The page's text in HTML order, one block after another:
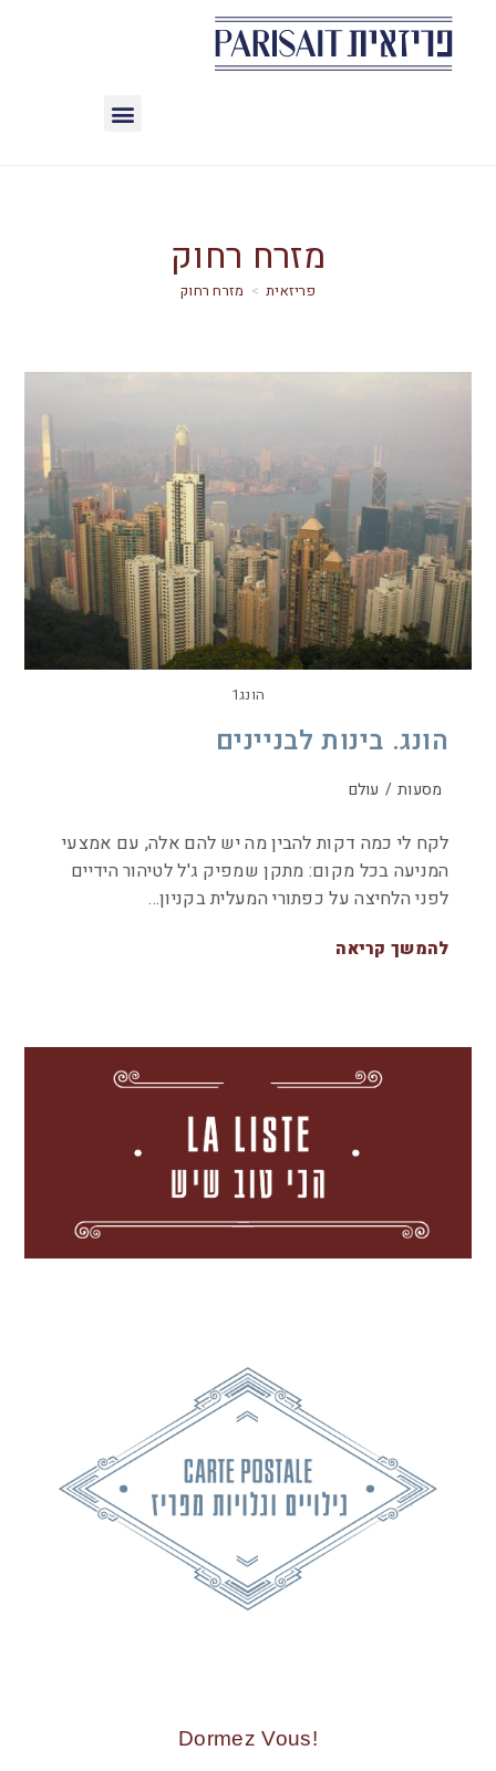
מזרח רחוק
> מזרח רחוק
הונג1
הונג. בינות לבניינים
מסעות / עולם
לקח לי כמה דקות להבין מה יש להם אלה, עם אמצעי
המניעה בכל מקום: מתקן שמפיק ג'ל לטיהור הידיים
לפני הלחיצה על כפתורי המעלית בקניון…
להמשך קריאה
!Dormez Vous